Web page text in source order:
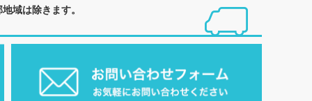
域は除きます。